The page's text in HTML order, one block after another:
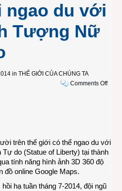
du với
Tượng Nữ
in THẾ GIỚI CỦA CHÚNG TA
Comments Offon
ngao
trên thế giới có thể ngao du với
do (Statue of Liberty) tại thành
tính năng hình ảnh 3D 360 độ
đồ online Google Maps.
hạ tuần tháng 7-2014, đội ngũ